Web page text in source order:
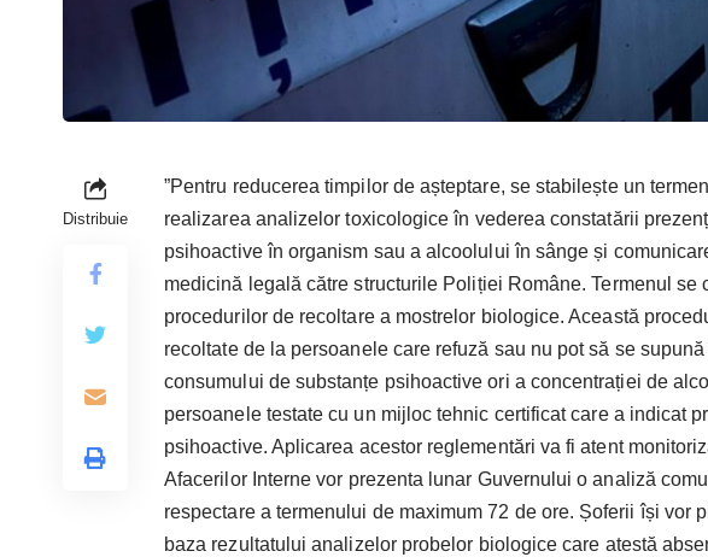
Distribuie
”Pentru reducerea timpilor de așteptare, se stabilește un
realizarea analizelor toxicologice în vederea constatării
psihoactive în organism sau a alcoolului în sânge și
medicină legală către structurile Poliției Române. Termenul
procedurilor de recoltare a mostrelor biologice. Această
recoltate de la persoanele care refuză sau nu pot să se
consumului de substanțe psihoactive ori a concentrației de
persoanele testate cu un mijloc tehnic certificat care a indicat
psihoactive. Aplicarea acestor reglementări va fi atent
Afacerilor Interne vor prezenta lunar Guvernului o analiză
respectare a termenului de maximum 72 de ore. Șoferii își vor
baza rezultatului analizelor probelor biologice care atestă